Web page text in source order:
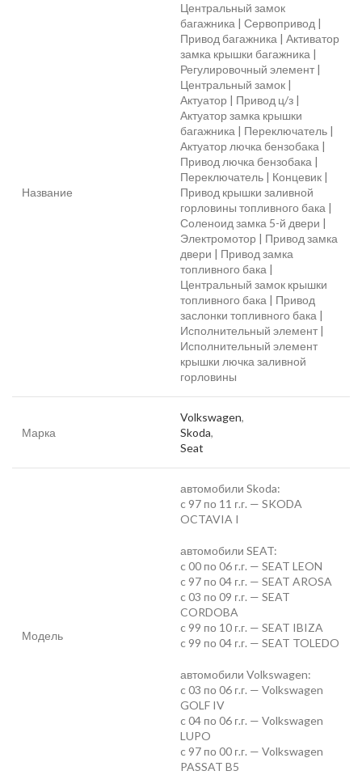
Название
Центральный замок
багажника | Сервопривод |
Привод багажника | Активатор
замка крышки багажника |
Регулировочный элемент |
Центральный замок |
Актуатор | Привод ц/з |
Актуатор замка крышки
багажника | Переключатель |
Актуатор лючка бензобака |
Привод лючка бензобака |
Переключатель | Концевик |
Привод крышки заливной
горловины топливного бака |
Соленоид замка 5-й двери |
Электромотор | Привод замка
двери | Привод замка
топливного бака |
Центральный замок крышки
топливного бака | Привод
заслонки топливного бака |
Исполнительный элемент |
Исполнительный элемент
крышки лючка заливной
горловины
Марка
Volkswagen,
Skoda,
Seat
Модель
автомобили Skoda:
c 97 по 11 г.г. — SKODA
OCTAVIA I
автомобили SEAT:
c 00 по 06 г.г. — SEAT LEON
c 97 по 04 г.г. — SEAT AROSA
c 03 по 09 г.г. — SEAT
CORDOBA
c 99 по 10 г.г. — SEAT IBIZA
c 99 по 04 г.г. — SEAT TOLEDO
автомобили Volkswagen:
c 03 по 06 г.г. — Volkswagen
GOLF IV
c 04 по 06 г.г. — Volkswagen
LUPO
c 97 по 00 г.г. — Volkswagen
PASSAT B5